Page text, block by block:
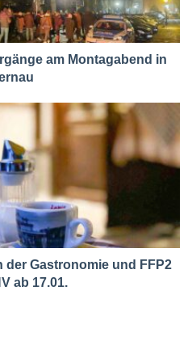
am Montagabend in
der Gastronomie und FFP2
ab 17.01.